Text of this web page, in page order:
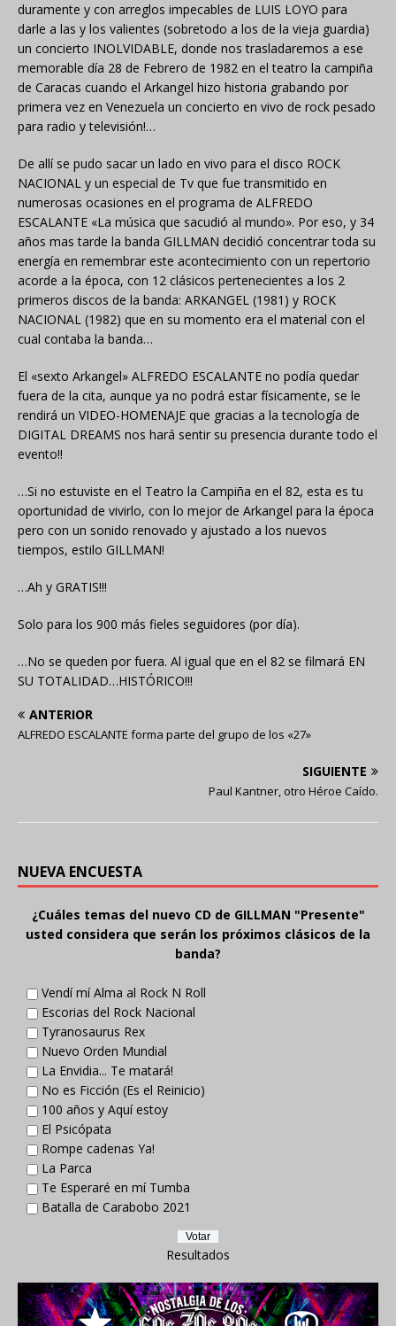
duramente y con arreglos impecables de LUIS LOYO para
darle a las y los valientes (sobretodo a los de la vieja guardia)
un concierto INOLVIDABLE, donde nos trasladaremos a ese
memorable día 28 de Febrero de 1982 en el teatro la campiña
de Caracas cuando el Arkangel hizo historia grabando por
primera vez en Venezuela un concierto en vivo de rock pesado
para radio y televisión!…
De allí se pudo sacar un lado en vivo para el disco ROCK
NACIONAL y un especial de Tv que fue transmitido en
numerosas ocasiones en el programa de ALFREDO
ESCALANTE «La música que sacudió al mundo». Por eso, y 34
años mas tarde la banda GILLMAN decidió concentrar toda su
energía en remembrar este acontecimiento con un repertorio
acorde a la época, con 12 clásicos pertenecientes a los 2
primeros discos de la banda: ARKANGEL (1981) y ROCK
NACIONAL (1982) que en su momento era el material con el
cual contaba la banda…
El «sexto Arkangel» ALFREDO ESCALANTE no podía quedar
fuera de la cita, aunque ya no podrá estar físicamente, se le
rendirá un VIDEO-HOMENAJE que gracias a la tecnología de
DIGITAL DREAMS nos hará sentir su presencia durante todo el
evento!!
…Si no estuviste en el Teatro la Campiña en el 82, esta es tu
oportunidad de vivirlo, con lo mejor de Arkangel para la época
pero con un sonido renovado y ajustado a los nuevos
tiempos, estilo GILLMAN!
…Ah y GRATIS!!!
Solo para los 900 más fieles seguidores (por día).
…No se queden por fuera. Al igual que en el 82 se filmará EN
SU TOTALIDAD…HISTÓRICO!!!
ANTERIOR
ALFREDO ESCALANTE forma parte del grupo de los «27»
SIGUIENTE
Paul Kantner, otro Héroe Caído.
NUEVA ENCUESTA
¿Cuáles temas del nuevo CD de GILLMAN "Presente"
usted considera que serán los próximos clásicos de la
banda?
Vendí mí Alma al Rock N Roll
Escorias del Rock Nacional
Tyranosaurus Rex
Nuevo Orden Mundial
La Envidia... Te matará!
No es Ficción (Es el Reinicio)
100 años y Aquí estoy
El Psicópata
Rompe cadenas Ya!
La Parca
Te Esperaré en mí Tumba
Batalla de Carabobo 2021
Resultados